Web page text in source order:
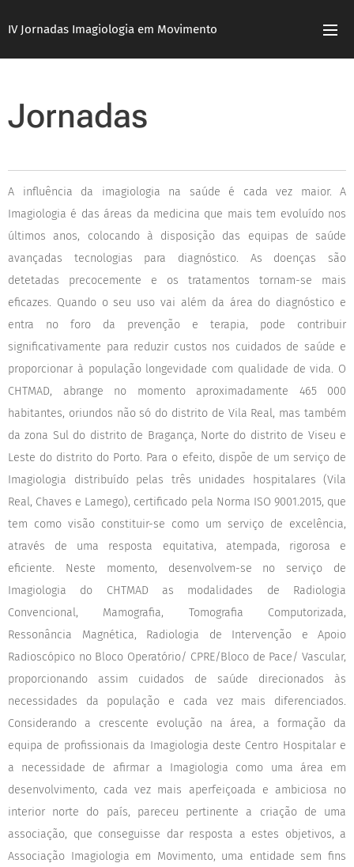
IV Jornadas Imagiologia em Movimento
Jornadas
A influência da imagiologia na saúde é cada vez maior. A
Imagiologia é das áreas da medicina que mais tem evoluído nos
últimos anos, colocando à disposição das equipas de saúde
avançadas tecnologias para diagnóstico. As doenças são
detetadas precocemente e os tratamentos tornam-se mais
eficazes. Quando o seu uso vai além da área do diagnóstico e
entra no foro da prevenção e terapia, pode contribuir
significativamente para reduzir custos nos cuidados de saúde e
proporcionar à população longevidade com qualidade de vida. O
CHTMAD, abrange no momento aproximadamente 465 000
habitantes, oriundos não só do distrito de Vila Real, mas também
da zona Sul do distrito de Bragança, Norte do distrito de Viseu e
Leste do distrito do Porto. Para o efeito, dispõe de um serviço de
Imagiologia distribuído pelas três unidades hospitalares (Vila
Real, Chaves e Lamego), certificado pela Norma ISO 9001.2015, que
tem como visão constituir-se como um serviço de excelência,
através de uma resposta equitativa, atempada, rigorosa e
eficiente. Neste momento, desenvolvem-se no serviço de
Imagiologia do CHTMAD as modalidades de Radiologia
Convencional, Mamografia, Tomografia Computorizada,
Ressonância Magnética, Radiologia de Intervenção e Apoio
Radioscópico no Bloco Operatório/ CPRE/Bloco de Pace/ Vascular,
proporcionando assim cuidados de saúde direcionados às
necessidades da população e cada vez mais diferenciados.
Considerando a crescente evolução na área, a formação da
equipa de profissionais da Imagiologia deste Centro Hospitalar e
a necessidade de afirmar a Imagiologia como uma área em
desenvolvimento, cada vez mais aperfeiçoada e ambiciosa no
interior norte do país, pareceu pertinente a criação de uma
associação, que conseguisse dar resposta a estes objetivos, a
Associação Imagiologia em Movimento, uma entidade sem fins